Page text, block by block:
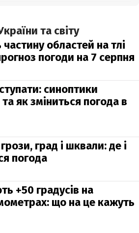
та світу
областей на тлі
погоди на 7 серпня
синоптики
як зміниться погода в
град і шквали: де і
погода
+50 градусів на
що на це кажуть